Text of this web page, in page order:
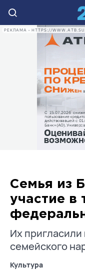
РЕКЛАМА • HTTPS://
Семья из
участие в
Их пригласили
семейского
Культура